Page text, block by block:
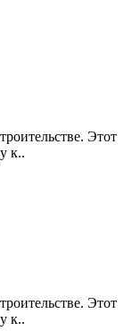
Этот
к..
Этот
к..